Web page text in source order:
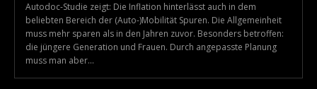
Autodoc-Studie zeigt: Die Inflation hinterlässt auch in dem
beliebten Bereich der (Auto-)Mobilität Spuren. Die Allgemeinheit
muss mehr sparen als in den Jahren zuvor. Besonders betroffen:
die jüngere Generation und Frauen. Durch angepasste Planung
muss man aber...